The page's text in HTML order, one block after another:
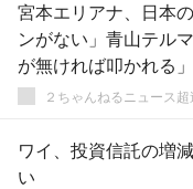
宮本エリアナ、日本
ンがない」青山テル
が無ければ叩かれる」
２ちゃんねるニュース超
ワイ、投資信託の増
い